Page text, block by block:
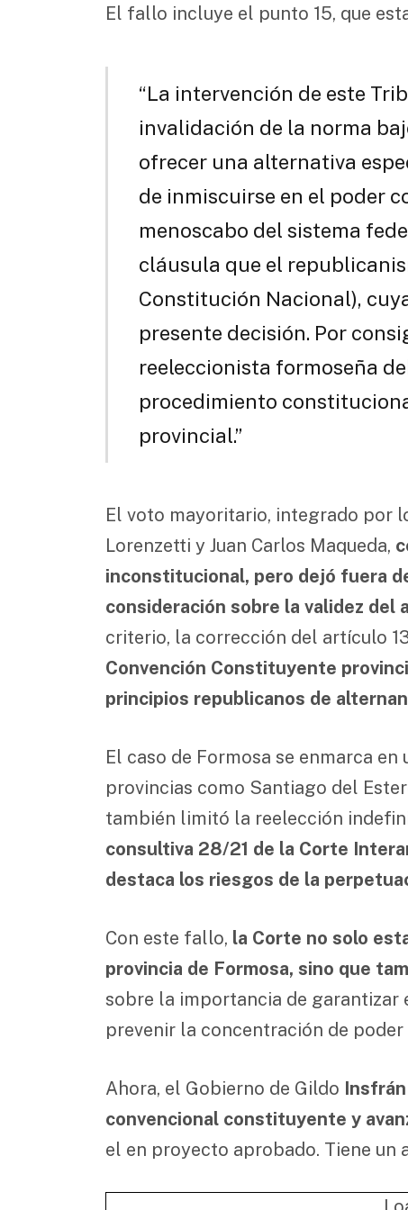
El fallo incluye el punto 15, que
“La intervención de este
invalidación de la norma
ofrecer una alternativa
de inmiscuirse en el poder
menoscabo del sistema
cláusula que el
Constitución Nacional),
presente decisión. Por
reeleccionista formoseña
procedimiento
provincial.”
El voto mayoritario, integrado por
Lorenzetti y Juan Carlos Maqueda,
inconstitucional, pero dejó fuera
consideración sobre la validez del
criterio, la corrección del artículo
Convención Constituyente
principios republicanos de
El caso de Formosa se enmarca
provincias como Santiago del
también limitó la reelección
consultiva 28/21 de la Corte
destaca los riesgos de la
Con este fallo, la Corte no solo
provincia de Formosa, sino que
sobre la importancia de garantizar
prevenir la concentración de
Ahora, el Gobierno de Gildo
convencional constituyente y
el en proyecto aprobado. Tiene un